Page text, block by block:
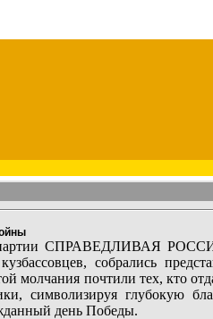
СПРАВЕДЛИВАЯ
собрались
молчания почтили тех, кто
символизируя глубокую
день Победы.